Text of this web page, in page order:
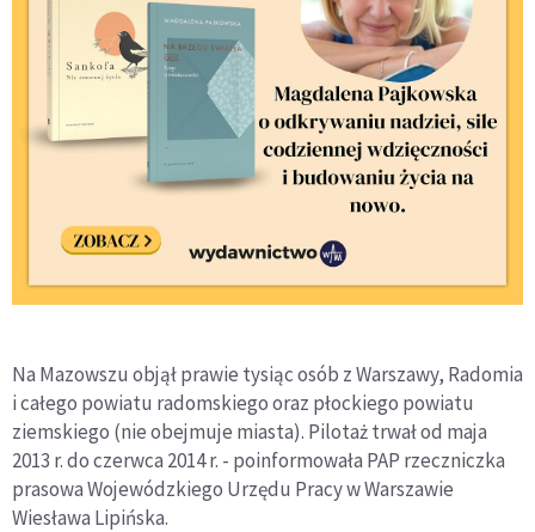
Na Mazowszu objął prawie tysiąc osób z Warszawy, Radomia
i całego powiatu radomskiego oraz płockiego powiatu
ziemskiego (nie obejmuje miasta). Pilotaż trwał od maja
2013 r. do czerwca 2014 r. - poinformowała PAP rzeczniczka
prasowa Wojewódzkiego Urzędu Pracy w Warszawie
Wiesława Lipińska.